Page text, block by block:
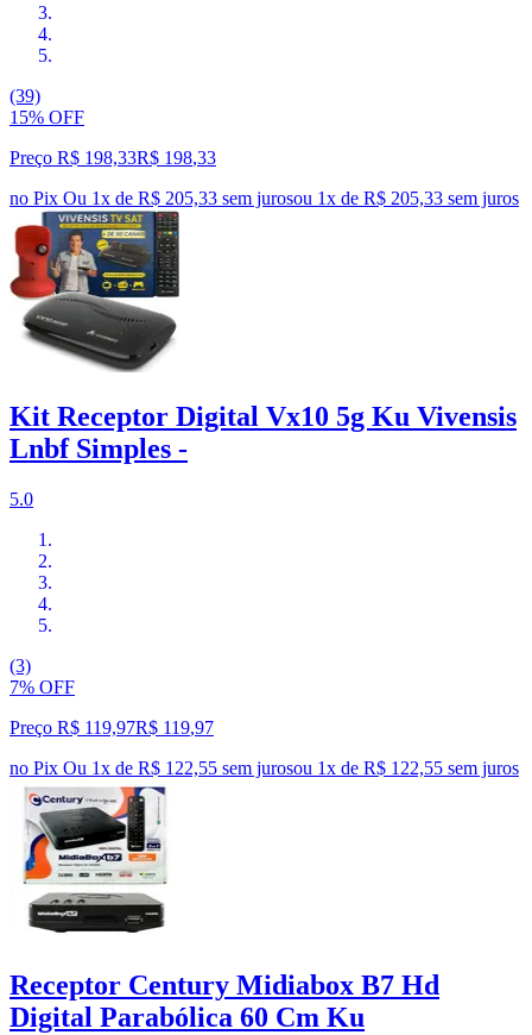
(39)
15% OFF
Preço R$ 198,33R$ 198,33
no Pix Ou 1x de R$ 205,33 sem jurosou 1x de R$ 205,33 sem juros
Kit Receptor Digital Vx10 5g Ku Vivensis
Lnbf Simples -
5.0
(3)
7% OFF
Preço R$ 119,97R$ 119,97
no Pix Ou 1x de R$ 122,55 sem jurosou 1x de R$ 122,55 sem juros
Receptor Century Midiabox B7 Hd
Digital Parabólica 60 Cm Ku